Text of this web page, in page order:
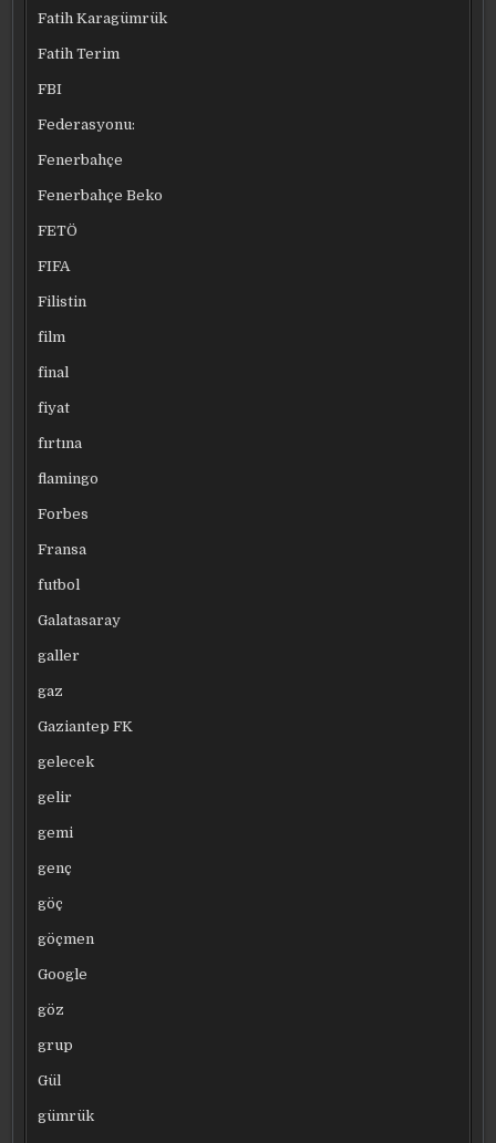
Fatih Karagümrük
Fatih Terim
FBI
Federasyonu:
Fenerbahçe
Fenerbahçe Beko
FETÖ
FIFA
Filistin
film
final
fiyat
fırtına
flamingo
Forbes
Fransa
futbol
Galatasaray
galler
gaz
Gaziantep FK
gelecek
gelir
gemi
genç
göç
göçmen
Google
göz
grup
Gül
gümrük